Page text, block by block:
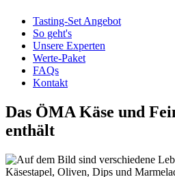
Tasting-Set Angebot
So geht's
Unsere Experten
Werte-Paket
FAQs
Kontakt
Das ÖMA Käse und
enthält